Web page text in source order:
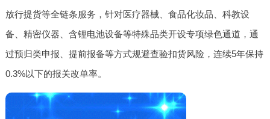
放行提货等全链条服务，针对医疗器械、食品化妆品、科教设
备、精密仪器、含锂电池设备等特殊品类开设专项绿色通道，通
过预归类申报、提前报备等方式规避查验扣货风险，连续5年保持
0.3%以下的报关改单率。